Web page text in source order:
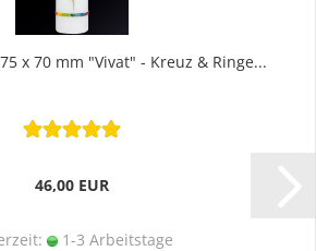
x 70 mm "Vivat" - Kreuz & Ringe...
46,00 EUR
1-3 Arbeitstage